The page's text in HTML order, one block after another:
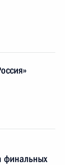
финальных